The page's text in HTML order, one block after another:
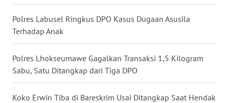
Polres Labusel Ringkus DPO Kasus Dugaan Asusila
Terhadap Anak
Polres Lhokseumawe Gagalkan Transaksi 1,5 Kilogram
Sabu, Satu Ditangkap dari Tiga DPO
Koko Erwin Tiba di Bareskrim Usai Ditangkap Saat Hendak
WN
SULSEL
WN
GORONTALO
WN